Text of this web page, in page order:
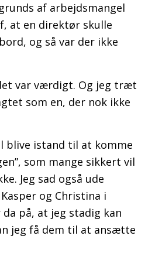
af arbejdsmangel
at en direktør skulle
og så var der ikke
var værdigt. Og jeg træt
som en, der nok ikke
blive istand til at komme
som mange sikkert vil
Jeg sad også ude
og Christina i
på, at jeg stadig kan
jeg få dem til at ansætte